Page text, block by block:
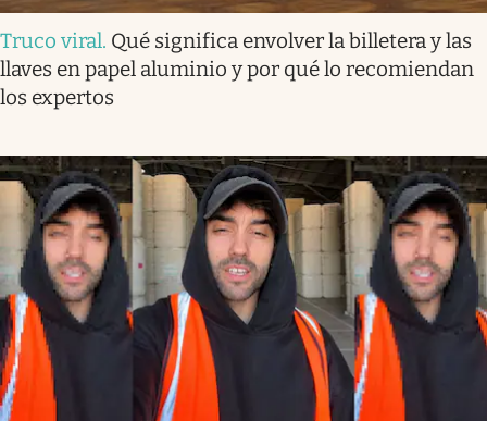
Truco viral. Qué significa envolver la billetera y las
llaves en papel aluminio y por qué lo recomiendan
los expertos